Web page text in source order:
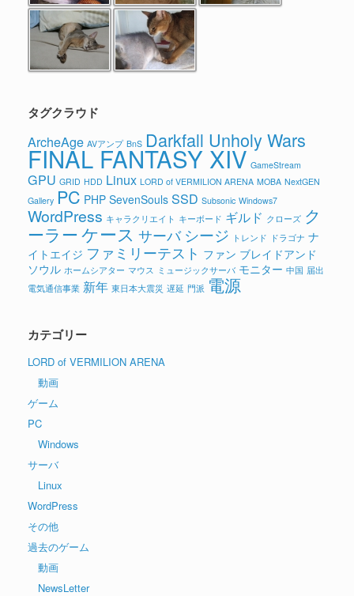
タグクラウド
ArcheAge AVアンプ BnS Darkfall Unholy Wars
FINAL FANTASY XIV GameStream
GPU GRID HDD Linux LORD of VERMILION ARENA MOBA NextGEN
Gallery PC PHP SevenSouls SSD Subsonic Windows7
WordPress キャラクリエイト キーボード ギルド クローズ ク
ーラーケース サーバ シージ トレンド ドラゴナ ナ
イトエイジ ファミリーテスト ファン ブレイドアンド
ソウル ホームシアター マウス ミュージックサーバ モニター 中国 届出
電気通信事業 新年 東日本大震災 遅延 門派 電源
カテゴリー
LORD of VERMILION ARENA
動画
ゲーム
PC
Windows
サーバ
Linux
WordPress
その他
過去のゲーム
動画
NewsLetter